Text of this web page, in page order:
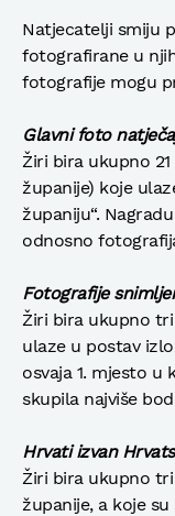
Natjecatelji smiju
fotografirane u
fotografije mogu
Glavni foto
Žiri bira ukupno
županije) koje
županiju“.
odnosno
Fotografije
Žiri bira ukupno
ulaze u postav
osvaja 1. mjesto
skupila najviše
Hrvati izvan
Žiri bira ukupno
županije, a koje